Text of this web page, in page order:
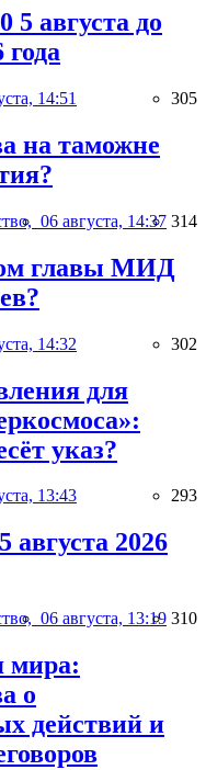
5 августа до
года
14:51 305
на таможне
06 августа, 14:37 314
главы МИД
14:32 302
для
указ?
13:43 293
августа 2026
06 августа, 13:19 310
мира:
о
действий и